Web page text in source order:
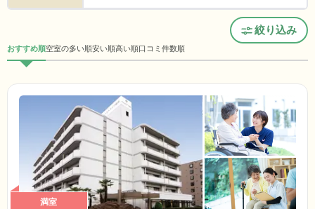
絞り込み
おすすめ順空室の多い順安い順高い順口コミ件数順
満室